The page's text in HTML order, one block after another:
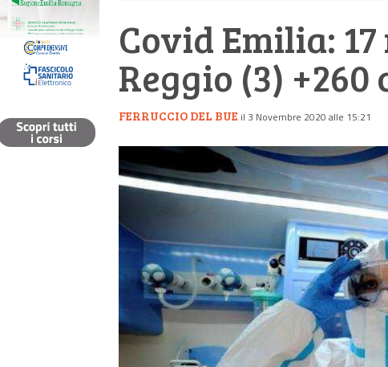
Covid Emilia:
Reggio (3)
FERRUCCIO DEL BUE il 3 Novembre 2020 alle 15:21